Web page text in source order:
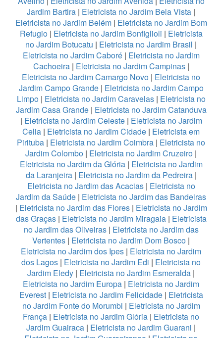
Jardim Bartira | Eletricista no Jardim Bela Vista |
Eletricista no Jardim Belém| Eletricista no Jardim Bom
Refugio| Eletricista no Jardim Bonfiglioli | Eletricista
no Jardim Botucatu | Eletricista no Jardim Brasil |
Eletricista no Jardim Caboré| Eletricista no Jardim
Cachoeira| Eletricista no Jardim Campinas|
Eletricista no Jardim Camargo Novo | Eletricista no
Jardim Campo Grande| Eletricista no Jardim Campo
Limpo| Eletricista no Jardim Caravelas| Eletricista no
Jardim Casa Grande| Eletricista no Jardim Catanduva
| Eletricista no Jardim Celeste| Eletricista no Jardim
Celia | Eletricista no Jardim Cidade | Eletricista em
Pirituba | Eletricista no Jardim Coimbra | Eletricista no
Jardim Colombo | Eletricista no Jardim Cruzeiro |
Eletricista no Jardim da Glória| Eletricista no Jardim
da Laranjeira| Eletricista no Jardim da Pedreira|
Eletricista no Jardim das Acacias| Eletricista no
Jardim da Saúde | Eletricista no Jardim das Bandeiras
| Eletricista no Jardim das Flores| Eletricista no Jardim
das Graças| Eletricista no Jardim Miragaia| Eletricista
no Jardim das Oliveiras| Eletricista no Jardim das
Vertentes | Eletricista no Jardim Dom Bosco |
Eletricista no Jardim dos Ipes | Eletricista no Jardim
dos Lagos | Eletricista no Jardim Edi | Eletricista no
Jardim Eledy | Eletricista no Jardim Esmeralda |
Eletricista no Jardim Europa | Eletricista no Jardim
Everest| Eletricista no Jardim Felicidade| Eletricista
no Jardim Fonte do Morumbi | Eletricista no Jardim
França | Eletricista no Jardim Glória | Eletricista no
Jardim Guairaca | Eletricista no Jardim Guarani |